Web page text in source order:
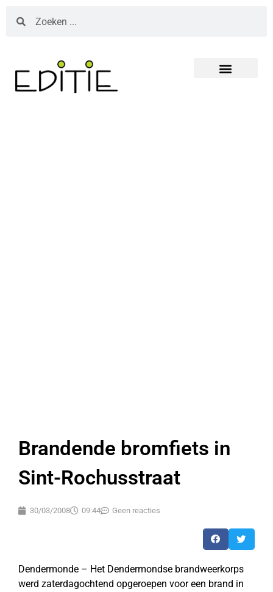
Brandende bromfiets in
Sint-Rochusstraat
30/03/2008 09:44 Geen reacties
Dendermonde – Het Dendermondse brandweerkorps
werd zaterdagochtend opgeroepen voor een brand in